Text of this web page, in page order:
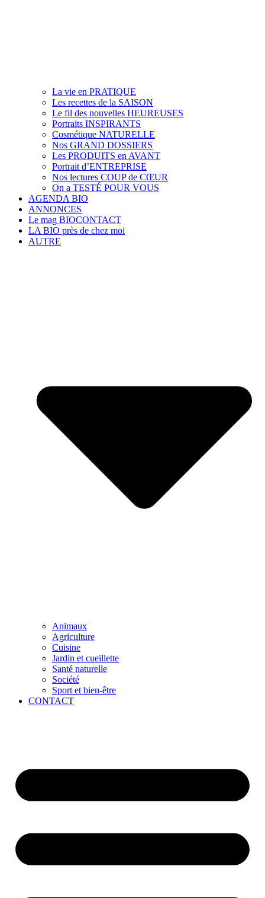
La vie en PRATIQUE
Les recettes de la SAISON
Le fil des nouvelles HEUREUSES
Portraits INSPIRANTS
Cosmétique NATURELLE
Nos GRAND DOSSIERS
Les PRODUITS en AVANT
Portrait d’ENTREPRISE
Nos lectures COUP de CŒUR
On a TESTÉ POUR VOUS
AGENDA BIO
ANNONCES
Le mag BIOCONTACT
LA BIO près de chez moi
AUTRE
Animaux
Agriculture
Cuisine
Jardin et cueillette
Santé naturelle
Société
Sport et bien-être
CONTACT